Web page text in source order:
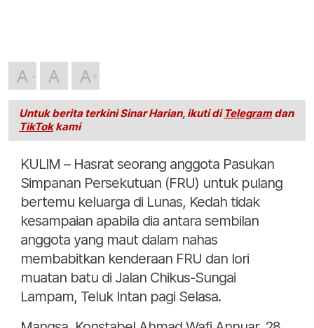
A A A
Untuk berita terkini Sinar Harian, ikuti di Telegramdan
TikTokkami
KULIM – Hasrat seorang anggota Pasukan
Simpanan Persekutuan (FRU) untuk pulang
bertemu keluarga di Lunas, Kedah tidak
kesampaian apabila dia antara sembilan
anggota yang maut dalam nahas
membabitkan kenderaan FRU dan lori
muatan batu di Jalan Chikus-Sungai
Lampam, Teluk Intan pagi Selasa.